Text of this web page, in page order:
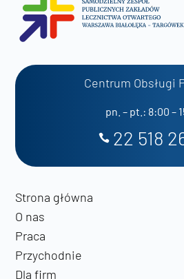
Centrum Obsługi
pn. – pt.: 8:00 –
22 518
Strona główna
O nas
Praca
Przychodnie
Dla firm